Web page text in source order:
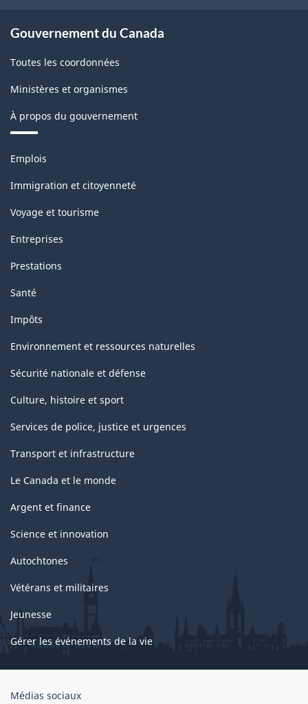
Gouvernement du Canada
Toutes les coordonnées
Ministères et organismes
À propos du gouvernement
Thèmes
sujets
Emplois
Immigration et citoyenneté
Voyage et tourisme
Entreprises
Prestations
Santé
Impôts
Environnement et ressources naturelles
Sécurité nationale et défense
Culture, histoire et sport
Services de police, justice et urgences
Transport et infrastructure
Le Canada et le monde
Argent et finance
Science et innovation
Autochtones
Vétérans et militaires
Jeunesse
Gérer les événements de la vie
Organisation
Médias sociaux